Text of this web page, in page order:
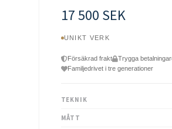
17 500 SEK
UNIKT VERK
Försäkrad frakt Trygga betalningar
Familjedrivet i tre generationer
TEKNIK
MÅTT